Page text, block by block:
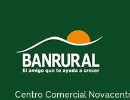
Centro Comercial